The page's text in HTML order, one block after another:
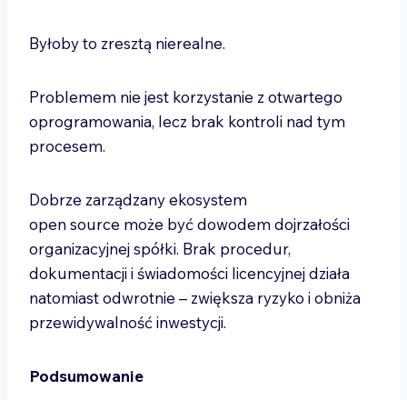
Byłoby to zresztą nierealne.
Problemem nie jest korzystanie z otwartego
oprogramowania, lecz brak kontroli nad tym
procesem.
Dobrze zarządzany ekosystem
open source może być dowodem dojrzałości
organizacyjnej spółki. Brak procedur,
dokumentacji i świadomości licencyjnej działa
natomiast odwrotnie – zwiększa ryzyko i obniża
przewidywalność inwestycji.
Podsumowanie